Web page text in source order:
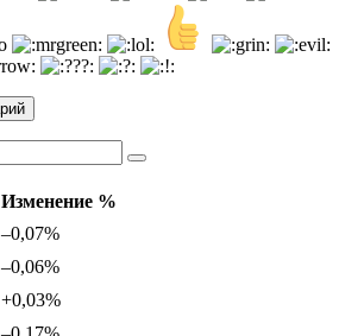
Изменение %
–0,07%
–0,06%
+0,03%